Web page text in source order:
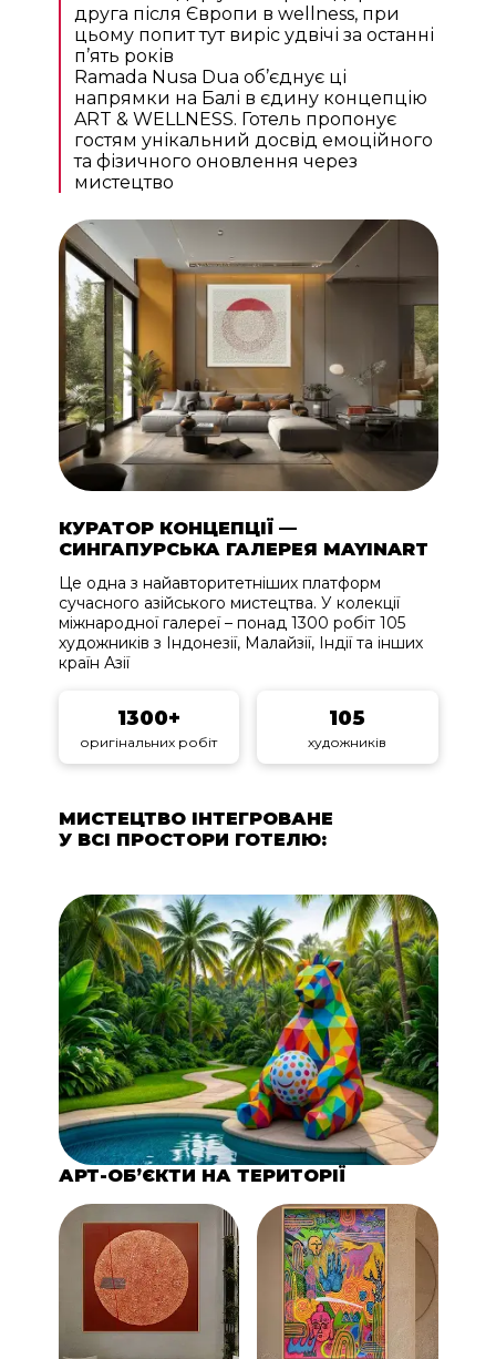
друга після Європи в wellness, при
цьому попит тут виріс удвічі за останні
п’ять років
Ramada Nusa Dua об’єднує ці
напрямки на Балі в єдину концепцію
ART & WELLNESS. Готель пропонує
гостям унікальний досвід емоційного
та фізичного оновлення через
мистецтво
КУРАТОР КОНЦЕПЦІЇ —
СИНГАПУРСЬКА ГАЛЕРЕЯ MAYINART
Це одна з найавторитетніших платформ
сучасного азійського мистецтва. У колекції
міжнародної галереї – понад 1300 робіт 105
художників з Індонезії, Малайзії, Індії та інших
країн Азії
1300+
оригінальних робіт
105
художників
МИСТЕЦТВО ІНТЕГРОВАНЕ
У ВСІ ПРОСТОРИ ГОТЕЛЮ:
АРТ-ОБ’ЄКТИ НА ТЕРИТОРІЇ